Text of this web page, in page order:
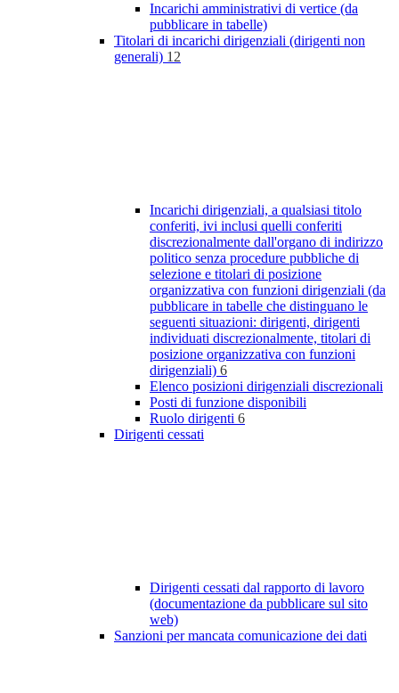
Incarichi amministrativi di vertice (da
pubblicare in tabelle)
Titolari di incarichi dirigenziali (dirigenti non
generali) 12
Incarichi dirigenziali, a qualsiasi titolo
conferiti, ivi inclusi quelli conferiti
discrezionalmente dall'organo di indirizzo
politico senza procedure pubbliche di
selezione e titolari di posizione
organizzativa con funzioni dirigenziali (da
pubblicare in tabelle che distinguano le
seguenti situazioni: dirigenti, dirigenti
individuati discrezionalmente, titolari di
posizione organizzativa con funzioni
dirigenziali) 6
Elenco posizioni dirigenziali discrezionali
Posti di funzione disponibili
Ruolo dirigenti 6
Dirigenti cessati
Dirigenti cessati dal rapporto di lavoro
(documentazione da pubblicare sul sito
web)
Sanzioni per mancata comunicazione dei dati